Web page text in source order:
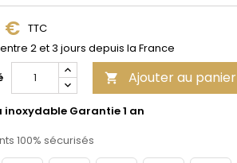
€ TTC
2 et 3 jours depuis la France
 Ajouter au panier
inoxydable Garantie 1 an
100% sécurisés